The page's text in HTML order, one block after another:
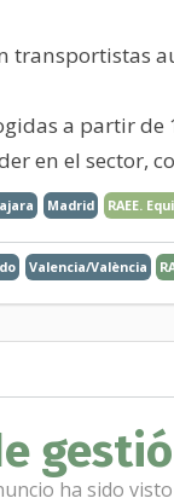
transportistas
a partir de
en el sector,
Madrid RAEE.
Valencia/València
ha sido